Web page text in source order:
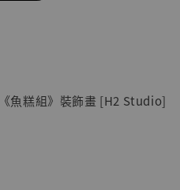
魚糕組》裝飾畫 [H2 Studio]